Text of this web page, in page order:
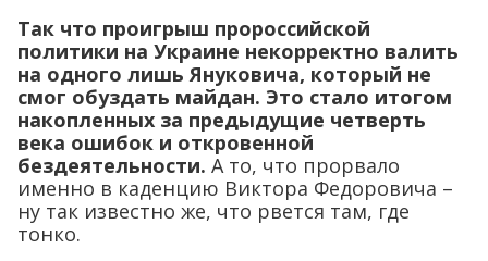
Так что проигрыш пророссийской
политики на Украине некорректно валить
на одного лишь Януковича, который не
смог обуздать майдан. Это стало итогом
накопленных за предыдущие четверть
века ошибок и откровенной
бездеятельности. А то, что прорвало
именно в каденцию Виктора Федоровича –
ну так известно же, что рвется там, где
тонко.